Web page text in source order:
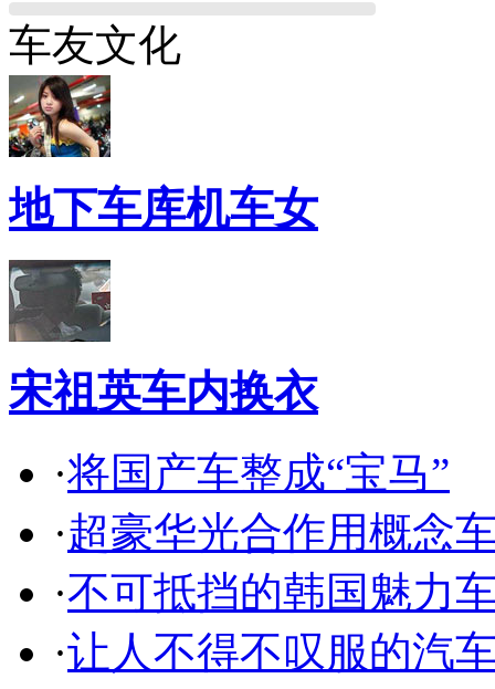
车友文化
地下车库机车女
宋祖英车内换衣
·将国产车整成“宝马”
·超豪华光合作用概念
·不可抵挡的韩国魅力
·让人不得不叹服的汽